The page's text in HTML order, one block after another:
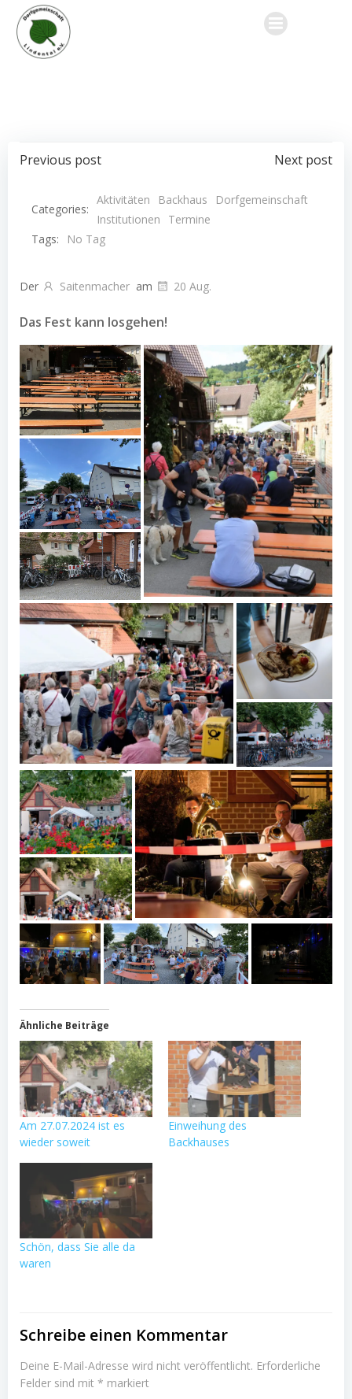
Post
navigation
Previous post
navigation
Next post
Categories:
Aktivitäten Backhaus
Dorfgemeinschaft
Institutionen
Termine
Tags:
No Tag
Der Saitenmacher am 20 Aug.
Das Fest kann losgehen!
Ähnliche Beiträge
Am 27.07.2024 ist es
wieder soweit
Einweihung des
Backhauses
Schön, dass Sie alle da
waren
Schreibe einen Kommentar
Deine E-Mail-Adresse wird nicht veröffentlicht. Erforderliche
Felder sind mit * markiert